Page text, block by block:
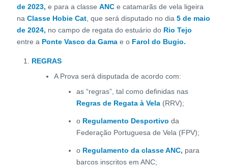
de 2023, e para a classe ANCe catamarãs de vela ligeira
na Classe Hobie Cat, que será disputado no dia 5 de maio
de 2024, no campo de regata do estuário doRio Tejo
entre a Ponte Vasco da Gamae o Farol do Bugio.
REGRAS
A Prova será disputada de acordo com:
as “regras”, tal como definidas nas
Regras de Regata à Vela(RRV);
o Regulamento Desportivo da
Federação Portuguesa de Vela (FPV);
o Regulamento da classe ANC, para
barcos inscritos em ANC;